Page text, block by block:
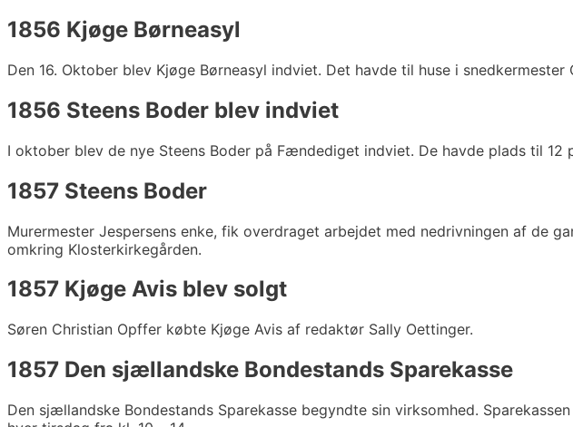
1856 Kjøge Børneasyl
Den 16. Oktober blev Kjøge Børneasyl indviet. Det havde til huse i
1856 Steens Boder blev indviet
I oktober blev de nye Steens Boder på Fændediget indviet. De havde plads til
1857 Steens Boder
Murermester Jespersens enke, fik overdraget arbejdet med nedrivningen af de
omkring Klosterkirkegården.
1857 Kjøge Avis blev solgt
Søren Christian Opffer købte Kjøge Avis af redaktør Sally Oettinger.
1857 Den sjællandske Bondestands Sparekasse
Den sjællandske Bondestands Sparekasse begyndte sin virksomhed.